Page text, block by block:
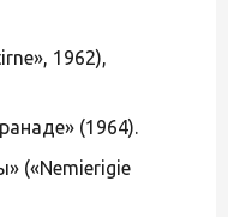
1962),
(1964).
(«Nemierigie